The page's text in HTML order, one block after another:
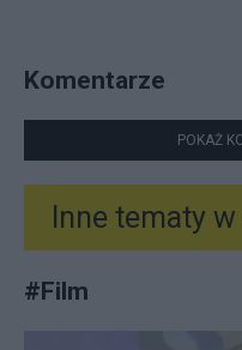
Komentarze
POKAŻ
Inne tematy
#Film